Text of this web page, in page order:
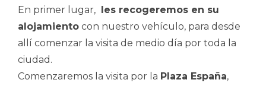
En primer lugar, les recogeremos en su
alojamiento con nuestro vehículo, para desde
allí comenzar la visita de medio día por toda la
ciudad.
Comenzaremos la visita por la Plaza España,